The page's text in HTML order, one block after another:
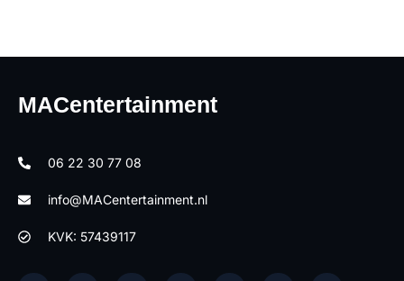
MACentertainment
06 22 30 77 08
info@MACentertainment.nl
KVK: 57439117